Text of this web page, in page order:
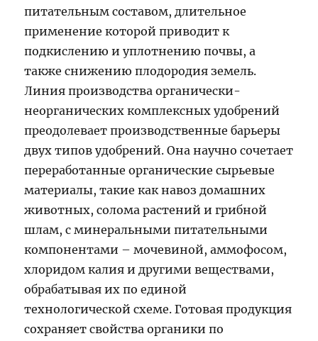
питательным составом, длительное
применение которой приводит к
подкислению и уплотнению почвы, а
также снижению плодородия земель.
Линия производства органически-
неорганических комплексных удобрений
преодолевает производственные барьеры
двух типов удобрений. Она научно сочетает
переработанные органические сырьевые
материалы, такие как навоз домашних
животных, солома растений и грибной
шлам, с минеральными питательными
компонентами – мочевиной, аммофосом,
хлоридом калия и другими веществами,
обрабатывая их по единой
технологической схеме. Готовая продукция
сохраняет свойства органики по